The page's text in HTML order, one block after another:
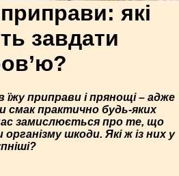
які
завдати
приправи і прянощі – адже
смак практично будь-яких
замислюється про те, що
шкоди. Які ж із них у